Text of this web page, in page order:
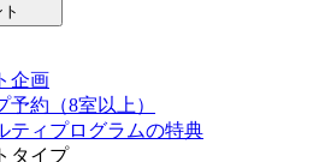
企画
予約（8室以上）
ティプログラムの特典
タイプ